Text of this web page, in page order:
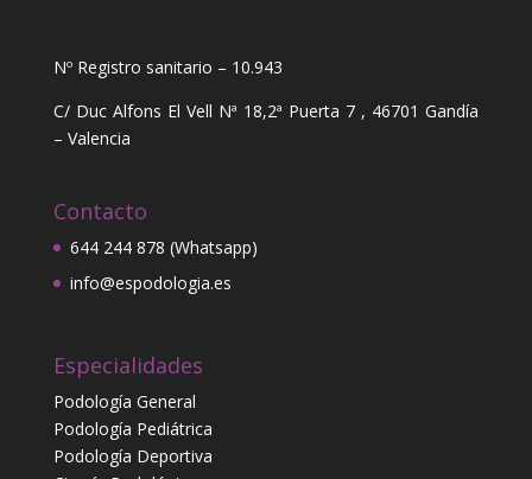
Nº Registro sanitario – 10.943
C/ Duc Alfons El Vell Nª 18,2ª Puerta 7 , 46701 Gandía
– Valencia
Contacto
644 244 878 (Whatsapp)
info@espodologia.es
Especialidades
Podología General
Podología Pediátrica
Podología Deportiva